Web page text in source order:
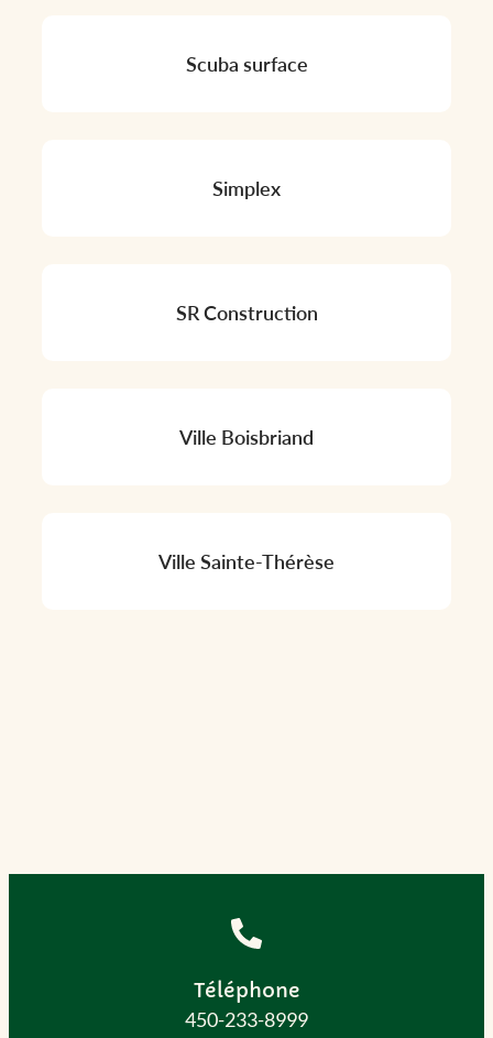
Scuba surface
Simplex
SR Construction
Ville Boisbriand
Ville Sainte-Thérèse
Téléphone
450-233-8999